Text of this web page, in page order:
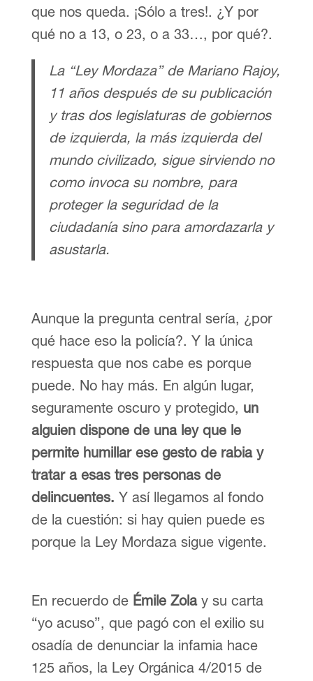
que nos queda. ¡Sólo a tres!. ¿Y por
qué no a 13, o 23, o a 33…, por qué?.
La “Ley Mordaza” de Mariano Rajoy,
11 años después de su publicación
y tras dos legislaturas de gobiernos
de izquierda, la más izquierda del
mundo civilizado, sigue sirviendo no
como invoca su nombre, para
proteger la seguridad de la
ciudadanía sino para amordazarla y
asustarla.
Aunque la pregunta central sería, ¿por
qué hace eso la policía?. Y la única
respuesta que nos cabe es porque
puede. No hay más. En algún lugar,
seguramente oscuro y protegido, un
alguien dispone de una ley que le
permite humillar ese gesto de rabia y
tratar a esas tres personas de
delincuentes. Y así llegamos al fondo
de la cuestión: si hay quien puede es
porque la Ley Mordaza sigue vigente.
En recuerdo de Émile Zola y su carta
“yo acuso”, que pagó con el exilio su
osadía de denunciar la infamia hace
125 años, la Ley Orgánica 4/2015 de